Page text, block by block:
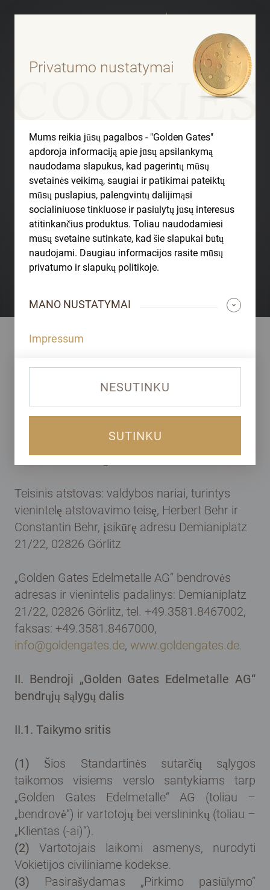
Privatumo nustatymai
Mums reikia jūsų pagalbos - "Golden Gates"
apdoroja informaciją apie jūsų apsilankymą
naudodama slapukus, kad pagerintų mūsų
svetainės veikimą, saugiai ir patikimai pateiktų
mūsų puslapius, palengvintų dalijimąsi
socialiniuose tinkluose ir pasiūlytų jūsų interesus
atitinkančius produktus. Toliau naudodamiesi
mūsų svetaine sutinkate, kad šie slapukai būtų
naudojami. Daugiau informacijos rasite mūsų
privatumo ir slapukų politikoje.
MANO NUSTATYMAI
Impressum
SUTINKU
NESUTINKU
Bendrosios sutarčių
sąlygos
I. Kliento prekybos partneris
registruotas Drezdeno apygardos teismo
komerciniame registre numeriu HRB 31095.
Teisinis atstovas: valdybos nariai, turintys
vienintelę atstovavimo teisę, Herbert Behr ir
Constantin Behr, įsikūrę adresu Demianiplatz
21/22, 02826 Görlitz
„Golden Gates Edelmetalle AG“ bendrovės
adresas ir vienintelis padalinys: Demianiplatz
21/22, 02826 Görlitz, tel. +49.3581.8467002,
faksas: +49.3581.8467000,
info@goldengates.de, www.goldengates.de.
II. Bendroji „Golden Gates Edelmetalle AG“
bendrųjų sąlygų dalis
II.1. Taikymo sritis
(1) Šios Standartinės sutarčių sąlygos
taikomos visiems verslo santykiams tarp
„Golden Gates Edelmetalle“ AG (toliau –
„bendrovė“) ir vartotojų bei verslininkų (toliau –
„Klientas (-ai)“).
(2) Vartotojais laikomi asmenys, nurodyti
Vokietijos civiliniame kodekse.
(3) Pasirašydamas „Pirkimo pasiūlymo“